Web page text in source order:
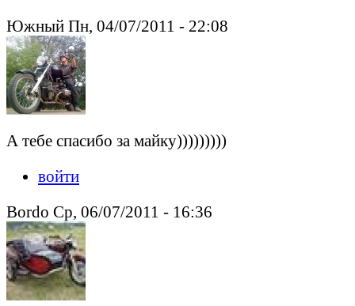
Южный Пн, 04/07/2011 - 22:08
А тебе спасибо за майку)))))))))
войти
Bordo Ср, 06/07/2011 - 16:36